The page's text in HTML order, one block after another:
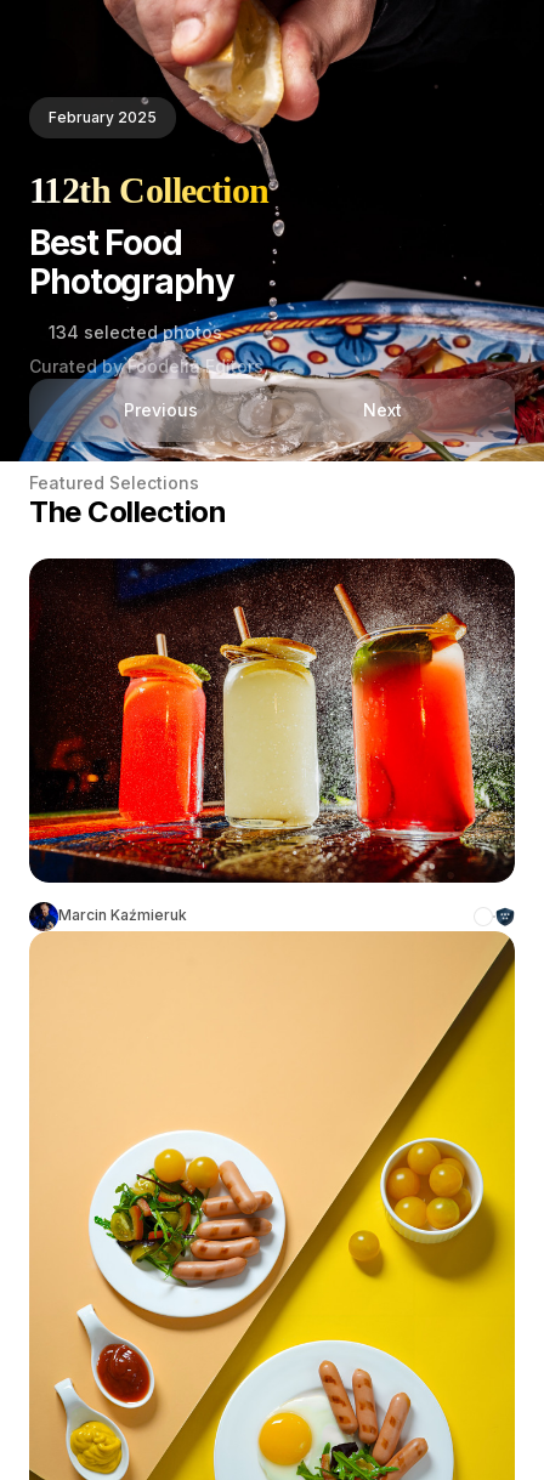
February 2025
112th Collection
Best Food
Photography
134 selected photos
Curated by Foodelia Editors
Previous Next
Featured Selections
The Collection
Marcin Kaźmieruk